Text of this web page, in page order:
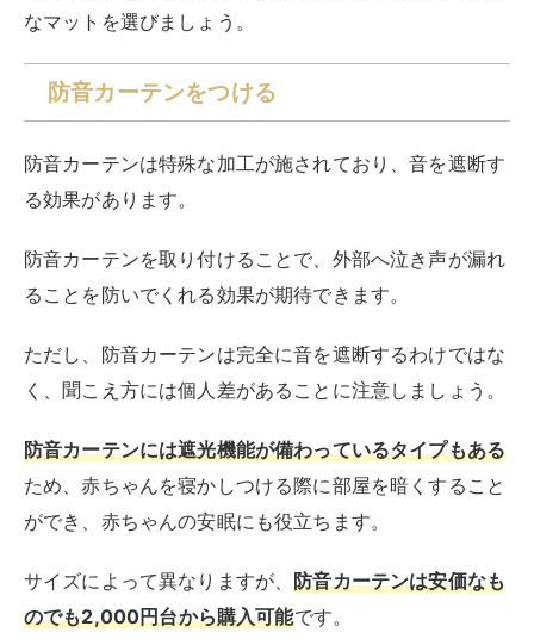
なマットを選びましょう。
防音カーテンをつける
防音カーテンは特殊な加工が施されており、音を遮断す
る効果があります。
防音カーテンを取り付けることで、外部へ泣き声が漏れ
ることを防いでくれる効果が期待できます。
ただし、防音カーテンは完全に音を遮断するわけではな
く、聞こえ方には個人差があることに注意しましょう。
防音カーテンには遮光機能が備わっているタイプもある
ため、赤ちゃんを寝かしつける際に部屋を暗くすること
ができ、赤ちゃんの安眠にも役立ちます。
サイズによって異なりますが、防音カーテンは安価なも
のでも2,000円台から購入可能です。